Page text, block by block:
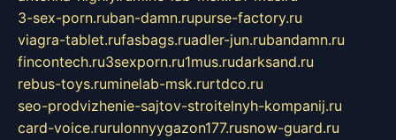
3-sex-porn.ruban-damn.rupurse-factory.ru
viagra-tablet.rufasbags.ruadler-jun.rubandamn.ru
fincontech.ru3sexporn.ru1mus.rudarksand.ru
rebus-toys.ruminelab-msk.rurtdco.ru
seo-prodvizhenie-sajtov-stroitelnyh-kompanij.ru
card-voice.rurulonnyygazon177.rusnow-guard.ru